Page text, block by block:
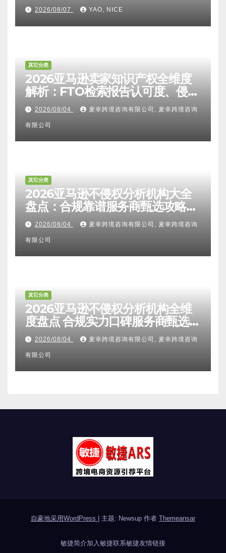
2026/08/07 YAO, NICE
其它分类
2026亚马逊卖家知识产权全维度
解析：FTO检索报告认可度、侵权
比对区别、TRO应诉方法及服务商
甄选避坑全攻略
2026/08/04 麦幸跨境咨询有限公司, 麦幸跨境咨询
有限公司
其它分类
2026亚马逊不侵权分析机构大全
盘点：合规靠谱服务商甄选攻略、
避坑FAQ及标杆机构实力详解
2026/08/04 麦幸跨境咨询有限公司, 麦幸跨境咨询
有限公司
其它分类
2026亚马逊不侵权分析机构全维
度盘点 合规实力口碑服务商甄选
附跨境卖家避坑FAQ全指南
2026/08/04 麦幸跨境咨询有限公司, 麦幸跨境咨询
有限公司
自豪地采用WordPress 主题: Newsup 作者 Themeansar
敏捷简介加入敏捷联系敏捷友情链接